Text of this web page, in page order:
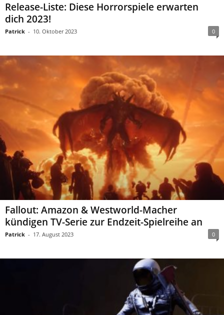
Release-Liste: Diese Horrorspiele erwarten
dich 2023!
Patrick - 10. Oktober 2023 0
Fallout: Amazon & Westworld-Macher
kündigen TV-Serie zur Endzeit-Spielreihe an
Patrick - 17. August 2023 0